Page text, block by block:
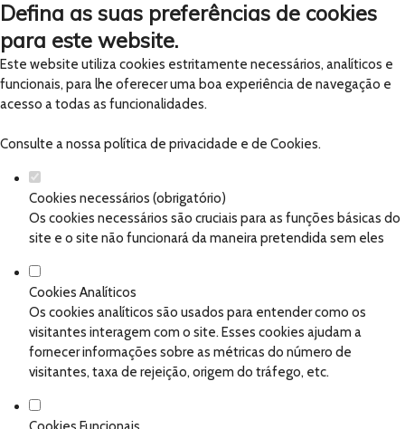
Defina as suas preferências de cookies
para este website.
Este website utiliza cookies estritamente necessários, analíticos e
funcionais, para lhe oferecer uma boa experiência de navegação e
acesso a todas as funcionalidades.
Consulte a nossapolítica de privacidade e de Cookies.
Cookies necessários (obrigatório)
Os cookies necessários são cruciais para as funções básicas do
site e o site não funcionará da maneira pretendida sem eles
Cookies Analíticos
Os cookies analíticos são usados para entender como os
visitantes interagem com o site. Esses cookies ajudam a
fornecer informações sobre as métricas do número de
visitantes, taxa de rejeição, origem do tráfego, etc.